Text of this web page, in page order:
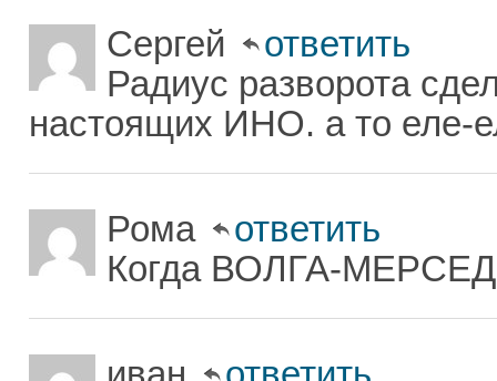
Сергей
ответить
Радиус разворота
настоящих ИНО. а то еле-
Рома
ответить
Когда ВОЛГА-